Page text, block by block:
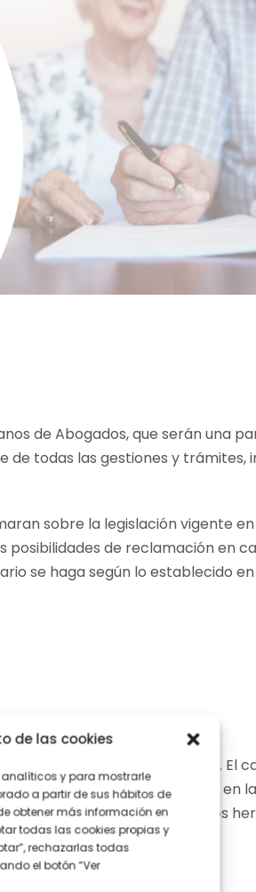
de las cookies
analíticos y para mostrarle
a partir de sus hábitos de
obtener más información en
todas las cookies propias y
rechazarlas todas
el botón “Ver
de Abogados, que serán una
todas las gestiones y
sobre la legislación vigente
de reclamación en
se haga según lo establecido
en la Península Ibérica. El
un apartamento o casa en
del propietario, los